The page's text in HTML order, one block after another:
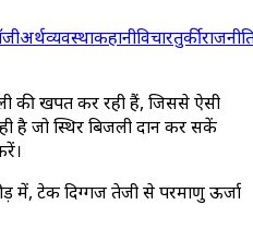
अर्थव्यवस्थाकहानीविचारतुर्की
की खपत कर रही हैं, जिससे ऐसी
है जो स्थिर बिजली प्रदान कर सकें
में, टेक दिग्गज तेजी से परमाणु ऊर्जा